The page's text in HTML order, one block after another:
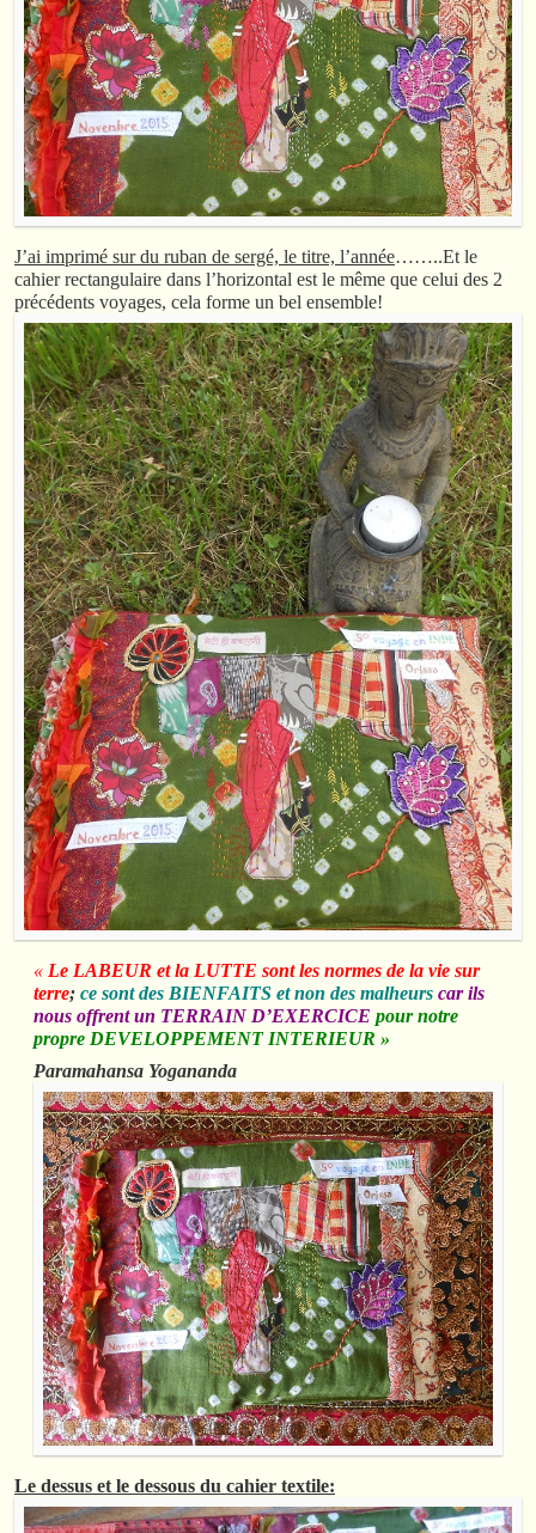
J’ai imprimé sur du ruban de sergé, le titre, l’année……..Et le
cahier rectangulaire dans l’horizontal est le même que celui des 2
précédents voyages, cela forme un bel ensemble!
« Le LABEUR et la LUTTE sont les normes de la vie sur
terre; ce sont des BIENFAITS et non des malheurscar ils
nous offrent un TERRAIN D’EXERCICE pour notre
propre DEVELOPPEMENT INTERIEUR »
Paramahansa Yogananda
Le dessus et le dessous du cahier textile: